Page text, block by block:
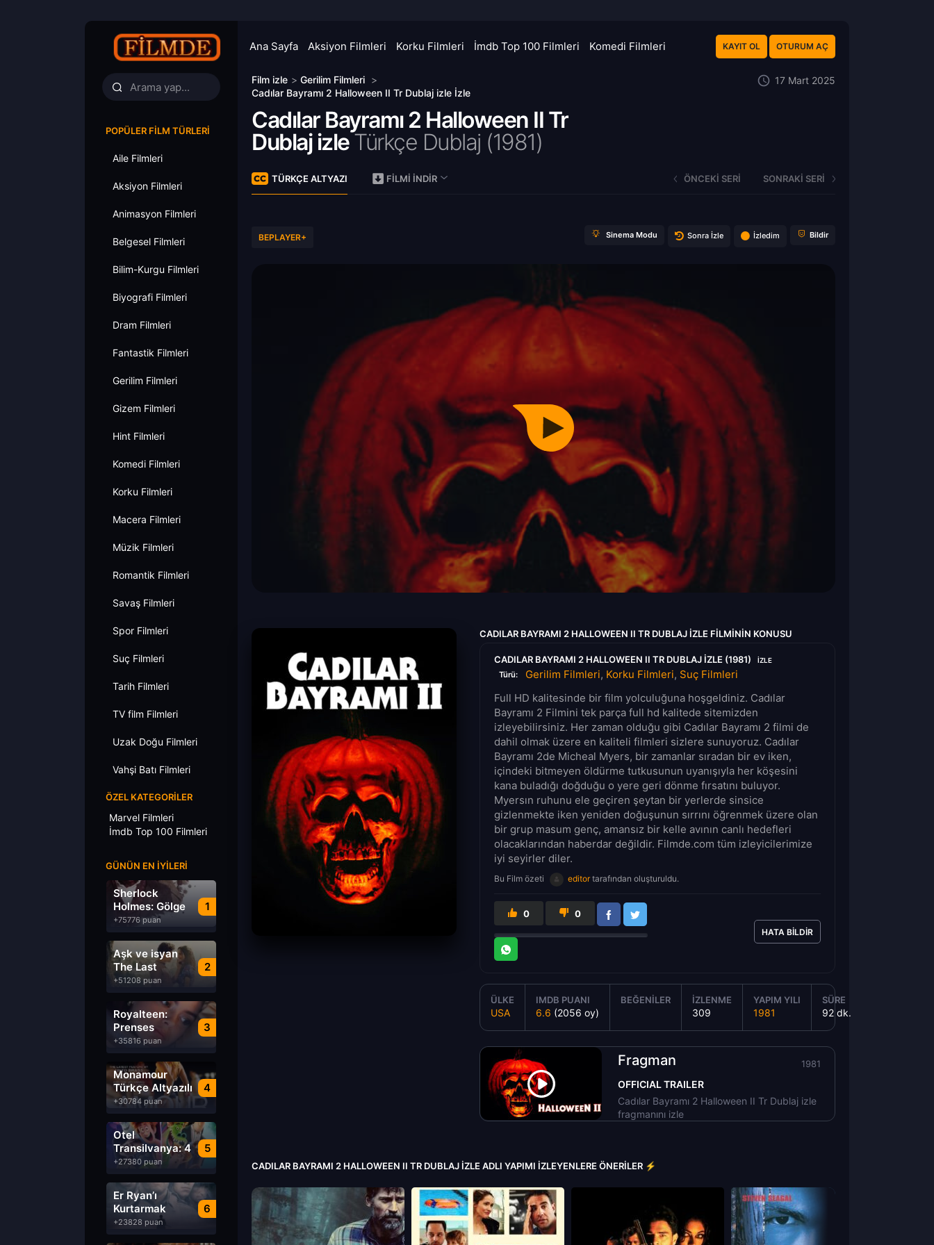
Ana Sayfa Aksiyon Filmleri Korku Filmleri İmdb Top 100 Filmleri Komedi Filmleri KAYIT OL OTURUM AÇ
POPÜLER FILM TÜRLERI
Aile Filmleri
Aksiyon Filmleri
Animasyon Filmleri
Belgesel Filmleri
Bilim-Kurgu Filmleri
Biyografi Filmleri
Dram Filmleri
Fantastik Filmleri
Gerilim Filmleri
Gizem Filmleri
Hint Filmleri
Komedi Filmleri
Korku Filmleri
Macera Filmleri
Müzik Filmleri
Romantik Filmleri
Savaş Filmleri
Spor Filmleri
Suç Filmleri
Tarih Filmleri
TV film Filmleri
Uzak Doğu Filmleri
Vahşi Batı Filmleri
ÖZEL KATEGORILER
Marvel Filmleri
İmdb Top 100 Filmleri
GÜNÜN EN İYILERI
1
Sherlock
Holmes: Gölge
Oyunları
+75776 puan
2
Aşk ve isyan
The Last
Parasido izle
+51208 puan
3
Royalteen:
Prenses
Margrethe izle
+35816 puan
4
Monamour
Türkçe Altyazılı
izle
+30784 puan
5
Otel
Transilvanya: 4
Transformanya
izle
+27380 puan
6
Er Ryan’ı
Kurtarmak
Saving Private
Ryan Türkçe
+23828 puan
Film izle > Gerilim Filmleri >
Cadılar Bayramı 2 Halloween II Tr Dublaj izle İzle
17 Mart 2025
Cadılar Bayramı 2 Halloween II Tr
Dublaj izleTürkçe Dublaj (1981)
TÜRKÇE ALTYAZI FILMI İNDIR ÖNCEKI SERI SONRAKI SERI
BEPLAYER+ Sinema Modu Sonra İzle İzledim Bildir
CADILAR BAYRAMI 2 HALLOWEEN II TR DUBLAJ IZLE FILMININ KONUSU
CADILAR BAYRAMI 2 HALLOWEEN II TR DUBLAJ IZLE (1981) IZLE
Türü: Gerilim Filmleri, Korku Filmleri, Suç Filmleri
Full HD kalitesinde bir film yolculuğuna hoşgeldiniz. Cadılar
Bayramı 2 Filmini tek parça full hd kalitede sitemizden
izleyebilirsiniz. Her zaman olduğu gibi Cadılar Bayramı 2 filmi de
dahil olmak üzere en kaliteli filmleri sizlere sunuyoruz. Cadılar
Bayramı 2de Micheal Myers, bir zamanlar sıradan bir ev iken,
içindeki bitmeyen öldürme tutkusunun uyanışıyla her köşesini
kana buladığı doğduğu o yere geri dönme fırsatını buluyor.
Myersın ruhunu ele geçiren şeytan bir yerlerde sinsice
gizlenmekte iken yeniden doğuşunun sırrını öğrenmek üzere olan
bir grup masum genç, amansız bir kelle avının canlı hedefleri
olacaklarından haberdar değildir. Filmde.com tüm izleyicilerimize
iyi seyirler diler.
Bu Film özeti editortarafından oluşturuldu.
0 0
HATA BILDIR
ÜLKE
USA
IMDB PUANI
6.6 (2056 oy)
BEĞENILER İZLENME
309
YAPIM YILI
1981
SÜRE
92 dk.
Fragman
OFFICIAL TRAILER
Cadılar Bayramı 2 Halloween II Tr Dublaj izle
fragmanını izle
1981
CADILAR BAYRAMI 2 HALLOWEEN II TR DUBLAJ IZLE ADLI YAPIMI İZLEYENLERE ÖNERILER ⚡